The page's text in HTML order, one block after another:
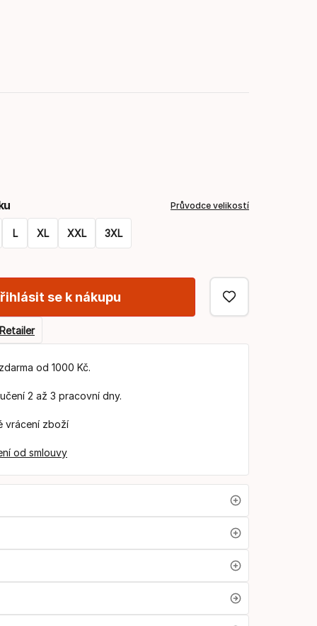
Průvodce velikostí
L XL XXL 3XL
se k nákupu
od 1000 Kč.
2 až 3 pracovní dny.
vrácení zboží
od smlouvy